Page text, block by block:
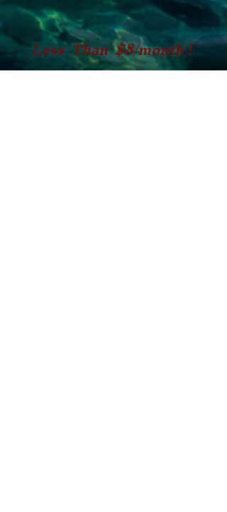
Less Than $8/month !